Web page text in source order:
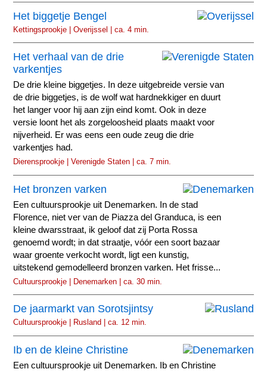
Het biggetje Bengel
Kettingsprookje | Overijssel | ca. 4 min.
Het verhaal van de drie
varkentjes
De drie kleine biggetjes. In deze uitgebreide versie van
de drie biggetjes, is de wolf wat hardnekkiger en duurt
het langer voor hij aan zijn eind komt. Ook in deze
versie loont het als zorgeloosheid plaats maakt voor
nijverheid. Er was eens een oude zeug die drie
varkentjes had.
Dierensprookje | Verenigde Staten | ca. 7 min.
Het bronzen varken
Een cultuursprookje uit Denemarken. In de stad
Florence, niet ver van de Piazza del Granduca, is een
kleine dwarsstraat, ik geloof dat zij Porta Rossa
genoemd wordt; in dat straatje, vóór een soort bazaar
waar groente verkocht wordt, ligt een kunstig,
uitstekend gemodelleerd bronzen varken. Het frisse...
Cultuursprookje | Denemarken | ca. 30 min.
De jaarmarkt van Sorotsjintsy
Cultuursprookje | Rusland | ca. 12 min.
Ib en de kleine Christine
Een cultuursprookje uit Denemarken. Ib en Christine